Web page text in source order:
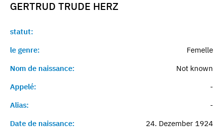
GERTRUD TRUDE HERZ
statut:
le genre:
Femelle
Nom de naissance:
Not known
Appelé:
-
Alias:
-
Date de naissance:
24. Dezember 1924